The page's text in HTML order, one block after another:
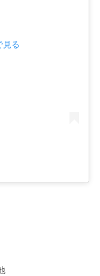
る